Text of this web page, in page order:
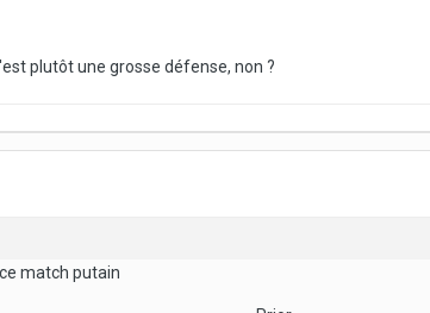
plutôt une grosse défense, non ?
match putain